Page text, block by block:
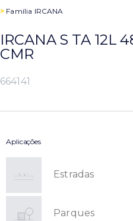
> Família IRCANA
IRCANA S TA 12L
CMR
664141
Aplicações
Estradas
Parques